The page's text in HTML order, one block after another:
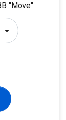
"Move"